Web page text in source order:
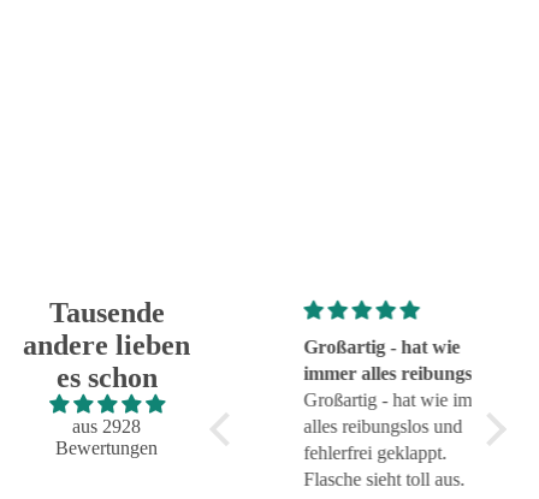
Tausende
andere lieben
es schon
aus 2928
Bewertungen
Super!
Super!
Großartig - hat wie
immer alles reibungslos
und fehlerfrei geklappt
Großartig - hat wie immer
alles reibungslos und
fehlerfrei geklappt.
Flasche sieht toll aus.